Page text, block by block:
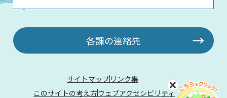
各課の連絡先
サイトマップ リンク集
このサイトの考え方ウェブアクセシビリティ